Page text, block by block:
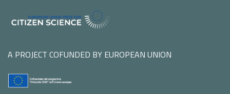
A PROJECT COFUNDED BY EUROPEAN UNION